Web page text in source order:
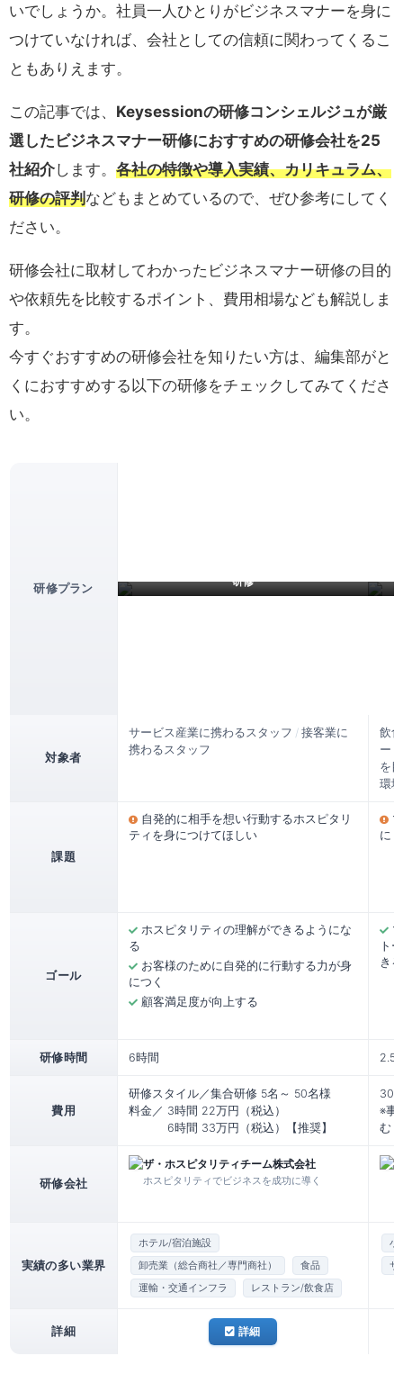
いでしょうか。社員一人ひとりがビジネスマナーを身に
つけていなければ、会社としての信頼に関わってくるこ
ともありえます。
この記事では、 Keysessionの研修コンシェルジュが厳
選したビジネスマナー研修におすすめの研修会社を25
社紹介します。 各社の特徴や導入実績、カリキュラム、
研修の評判などもまとめているので、ぜひ参考にしてく
ださい。
研修会社に取材してわかったビジネスマナー研修の目的
や依頼先を比較するポイント、費用相場なども解説しま
す。
今すぐおすすめの研修会社を知りたい方は、編集部がと
くにおすすめする以下の研修をチェックしてみてくださ
い。
研修プラン
研修
対象者
サービス産業に携わるスタッフ / 接客業に
携わるスタッフ
飲
ー
を
環
課題
自発的に相手を想い行動するホスピタリ
ティを身につけてほしい
に
ゴール
ホスピタリティの理解ができるようにな
る
お客様のために自発的に行動する力が身
につく
顧客満足度が向上する
ト
きる
研修時間 6時間 2.5
費用
研修スタイル／集合研修 5名～ 50名様
料金／ 3時間 22万円（税込）
6時間 33万円（税込）【推奨】
30
※事
む
研修会社
ザ・ホスピタリティチーム株式会社
ホスピタリティでビジネスを成功に導く
実績の多い業界
ホテル/宿泊施設
卸売業（総合商社／専門商社）
食品
運輸・交通インフラ
レストラン/飲食店
小
サ
詳細 詳細